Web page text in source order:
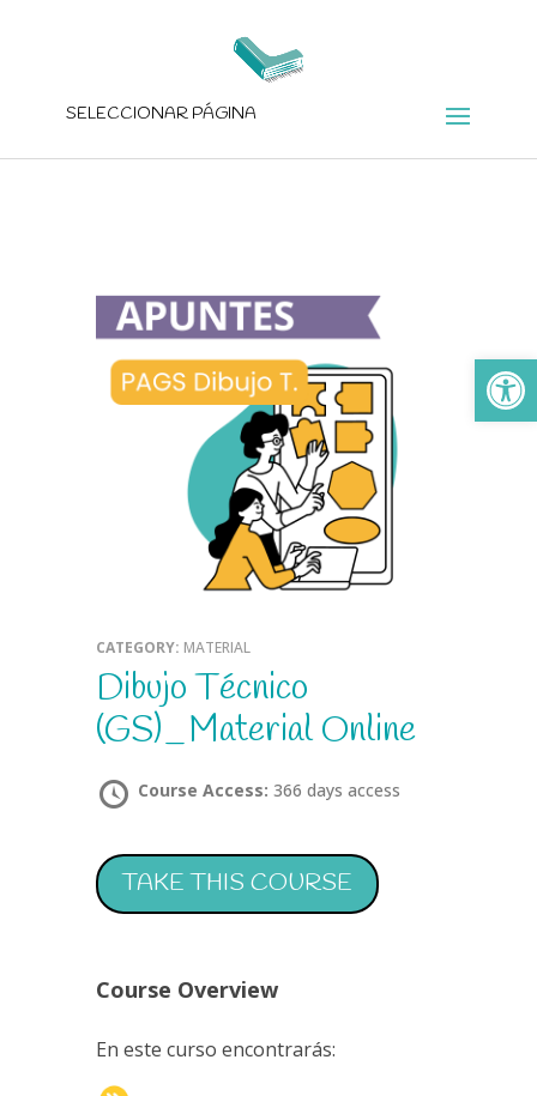
SELECCIONAR PÁGINA
CATEGORY: MATERIAL
Dibujo Técnico
(GS)_Material Online
Course Access: 366 days access
TAKE THIS COURSE
Course Overview
En este curso encontrarás: